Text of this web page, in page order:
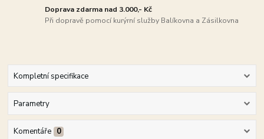
Doprava zdarma nad 3.000,- Kč
Při dopravě pomocí kurýrní služby Balíkovna a Zásilkovna
Kompletní specifikace
Parametry
Komentáře 0